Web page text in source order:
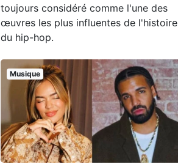
toujours considéré comme l'une des
œuvres les plus influentes de l'histoire
du hip-hop.
Musique